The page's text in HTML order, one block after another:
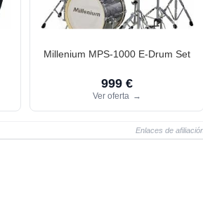
Millenium MPS-1000 E-Drum Set
999 €
Ver oferta →
Enlaces de